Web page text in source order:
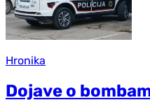
Hronika
Dojave o